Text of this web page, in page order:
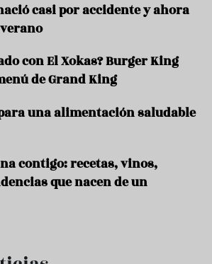
casi por accidente y ahora
con El Xokas? Burger King
de Grand King
una alimentación saludable
contigo: recetas, vinos,
que nacen de un